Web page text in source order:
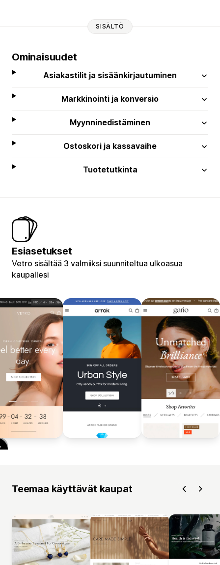
SISÄLTÖ
Ominaisuudet
Asiakastilit ja sisäänkirjautuminen
Markkinointi ja konversio
Myynninedistäminen
Ostoskori ja kassavaihe
Tuotetutkinta
Esiasetukset
Vetro sisältää 3 valmiiksi suunniteltua ulkoasua
kaupallesi
Teemaa käyttävät kaupat